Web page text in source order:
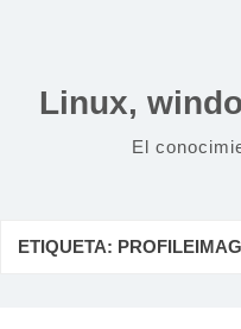
Linux,
El
ETIQUETA: